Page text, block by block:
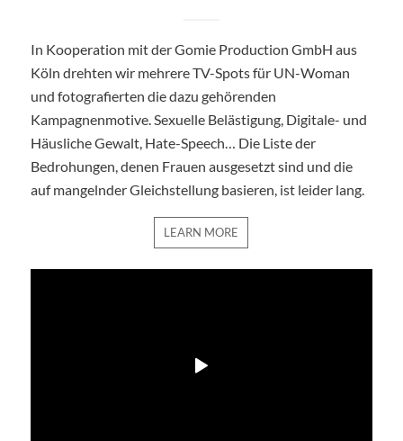
In Kooperation mit der Gomie Production GmbH aus
Köln drehten wir mehrere TV-Spots für UN-Woman
und fotografierten die dazu gehörenden
Kampagnenmotive. Sexuelle Belästigung, Digitale- und
Häusliche Gewalt, Hate-Speech… Die Liste der
Bedrohungen, denen Frauen ausgesetzt sind und die
auf mangelnder Gleichstellung basieren, ist leider lang.
LEARN MORE